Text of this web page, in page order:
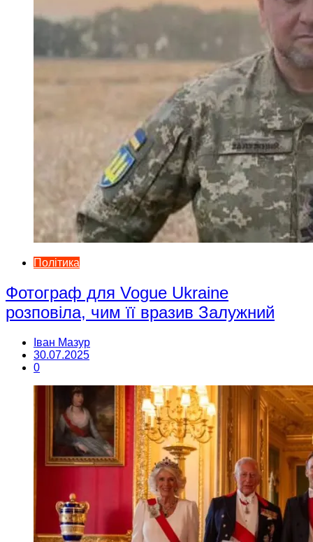
Політика
Фотограф для Vogue Ukraine
розповіла, чим її вразив Залужний
Іван Мазур
30.07.2025
0